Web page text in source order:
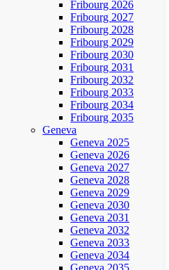
Fribourg 2026
Fribourg 2027
Fribourg 2028
Fribourg 2029
Fribourg 2030
Fribourg 2031
Fribourg 2032
Fribourg 2033
Fribourg 2034
Fribourg 2035
Geneva
Geneva 2025
Geneva 2026
Geneva 2027
Geneva 2028
Geneva 2029
Geneva 2030
Geneva 2031
Geneva 2032
Geneva 2033
Geneva 2034
Geneva 2035